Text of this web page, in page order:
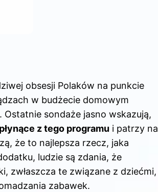
obsesji Polaków na punkcie
w budżecie domowym
sondaże jasno wskazują,
z tego programu i patrzy na
że to najlepsza rzecz, jaka
ludzie są zdania, że
zwłaszcza te związane z dziećmi,
zabawek.